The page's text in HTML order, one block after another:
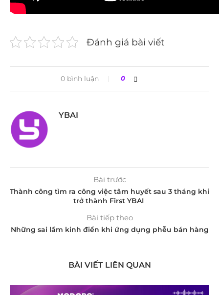
Đánh giá bài viết
0 bình luận 0
YBAI
Bài trước
Thành công tìm ra công việc tâm huyết sau 3 tháng khi
trở thành First YBAI
Bài tiếp theo
Những sai lầm kinh điển khi ứng dụng phễu bán hàng
BÀI VIẾT LIÊN QUAN